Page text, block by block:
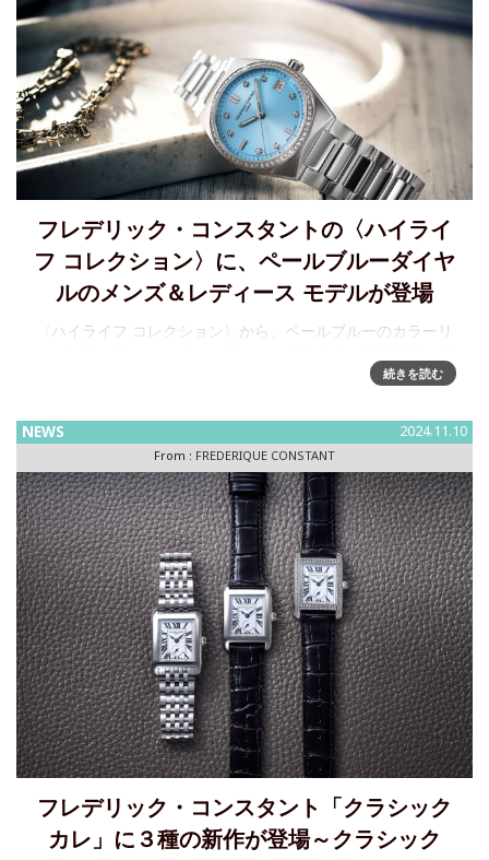
フレデリック・コンスタントの〈ハイライ
フ コレクション〉に、ペールブルーダイヤ
ルのメンズ＆レディース モデルが登場
〈ハイライフ コレクション〉から、ペールブルーのカラーリ
リック・コンスタントのケースとブレスレットが一体化した
世代のコ
続きを読む
NEWS 2024.11.10
From : FREDERIQUE CONSTANT
フレデリック・コンスタント「クラシック
カレ」に３種の新作が登場～クラシック